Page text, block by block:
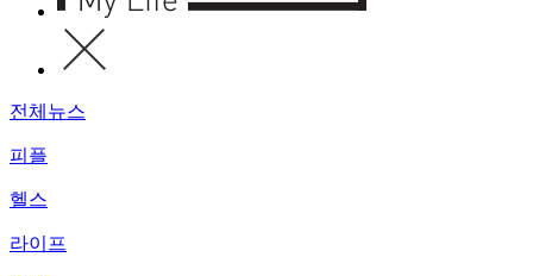
전체뉴스
피플
헬스
라이프